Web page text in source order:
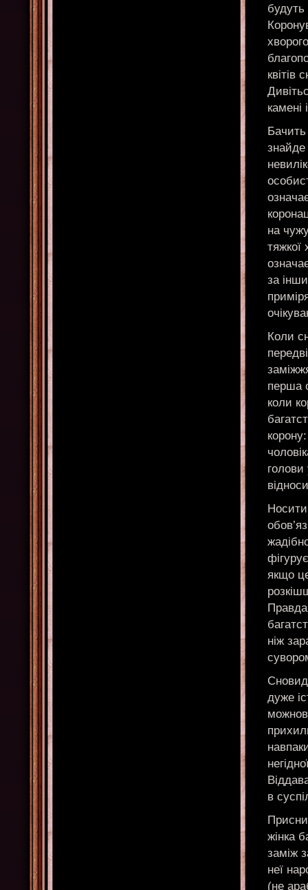
будуть
квітів
камені
знайде
на
тяжкої
за
Коли
перша
коли
голови
Носити
якщо
ніж
дуже
в
жінка
заміж
неї
(не